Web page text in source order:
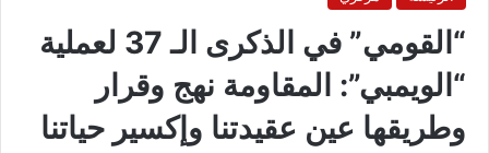
“القومي” في الذكرى الـ 37 لعملية
“الويمبي”: المقاومة نهج وقرار
وطريقها عين عقيدتنا وإكسير حياتنا